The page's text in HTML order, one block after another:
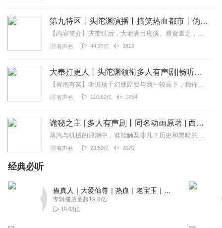
1397311zdcc
主播的声音很好听 👍👍👍👍
2021-06-01
归零啊啊
求更，求更！！！！！！！！
2021-07-27
1870397mipr
很好听，主播声音好听内容很👍✌✌👍
2021-06-20
听友309074550
好听好听真好听支持😁
回复 2021-06-23
第九特区丨头陀渊演播丨搞笑热血都市丨伪戒丨VIP免费多人有声剧
【内容简介】灾变过后，大地满目疮痍。粮食匮乏，资源紧俏，局势混乱……一位从待规划区杀出来的青年，背对着漫天黄沙，孤身来到九区谋生，却不曾想偶然结识三五好友，一念...
有声书 44.37亿 2813
大奉打更人丨头陀渊领衔多人有声剧|畅听全集|王鹤棣、田曦薇主演影视剧原著|卖报小郎君
【冒泡有奖】听说杨千幻那厮要与我一较高下，我许七安要开始装叉了！快进入声音播放页戳下方输入框，冒个泡偷偷告诉我，我要用哪些诗词才能胜过他？说得好的，有赏！202...
有声书 110.62亿 1754
诡秘之主 | 多人有声剧丨同名动画原著 | 西幻克苏鲁 | 乌贼作品
蒸汽与机械的浪潮中，谁能触及非凡？历史和黑暗的迷雾里，又是谁在耳语？我从诡秘中醒来，睁眼看见这个世界：枪械，大炮，巨舰，飞空艇，差分机；魔药，占卜，诅咒，倒吊人...
有声书 23.50亿 2070
经典必听
专辑播放量超19.8亿
19.08亿